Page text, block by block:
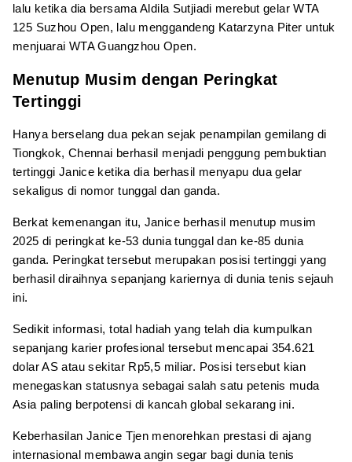
lalu ketika dia bersama Aldila Sutjiadi merebut gelar WTA
125 Suzhou Open, lalu menggandeng Katarzyna Piter untuk
menjuarai WTA Guangzhou Open.
Menutup Musim dengan Peringkat
Tertinggi
Hanya berselang dua pekan sejak penampilan gemilang di
Tiongkok, Chennai berhasil menjadi penggung pembuktian
tertinggi Janice ketika dia berhasil menyapu dua gelar
sekaligus di nomor tunggal dan ganda.
Berkat kemenangan itu, Janice berhasil menutup musim
2025 di peringkat ke-53 dunia tunggal dan ke-85 dunia
ganda. Peringkat tersebut merupakan posisi tertinggi yang
berhasil diraihnya sepanjang kariernya di dunia tenis sejauh
ini.
Sedikit informasi, total hadiah yang telah dia kumpulkan
sepanjang karier profesional tersebut mencapai 354.621
dolar AS atau sekitar Rp5,5 miliar. Posisi tersebut kian
menegaskan statusnya sebagai salah satu petenis muda
Asia paling berpotensi di kancah global sekarang ini.
Keberhasilan Janice Tjen menorehkan prestasi di ajang
internasional membawa angin segar bagi dunia tenis